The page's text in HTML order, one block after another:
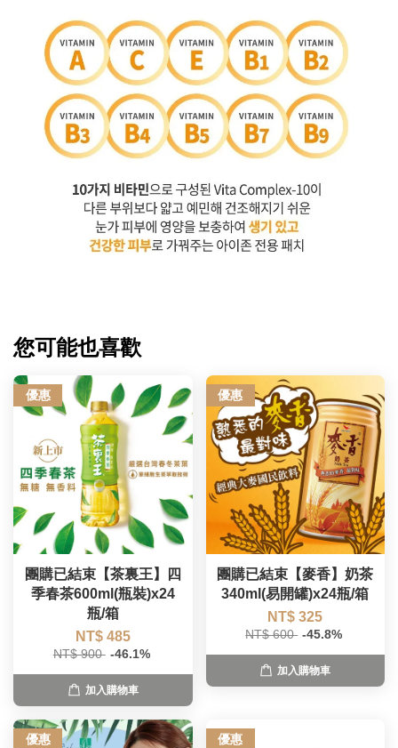
您可能也喜歡
優惠
團購已結束【茶裏王】四
季春茶600ml(瓶裝)x24
瓶/箱
NT$ 485
NT$ 900 -46.1%
加入購物車
優惠
團購已結束【麥香】奶茶
340ml(易開罐)x24瓶/箱
NT$ 325
NT$ 600 -45.8%
加入購物車
優惠 優惠